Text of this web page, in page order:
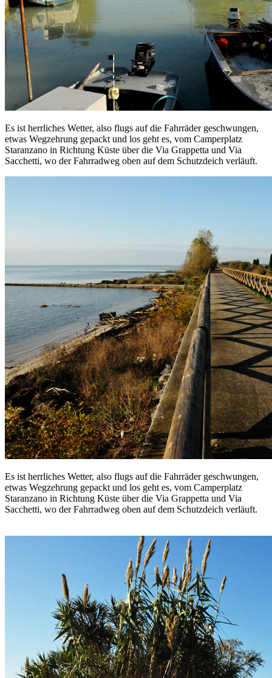
Es ist herrliches Wetter, also flugs auf die Fahrräder geschwungen,
etwas Wegzehrung gepackt und los geht es, vom Camperplatz
Staranzano in Richtung Küste über die Via Grappetta und Via
Sacchetti, wo der Fahrradweg oben auf dem Schutzdeich verläuft.
Es ist herrliches Wetter, also flugs auf die Fahrräder geschwungen,
etwas Wegzehrung gepackt und los geht es, vom Camperplatz
Staranzano in Richtung Küste über die Via Grappetta und Via
Sacchetti, wo der Fahrradweg oben auf dem Schutzdeich verläuft.